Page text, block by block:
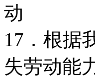
动
17．根据
失劳动能